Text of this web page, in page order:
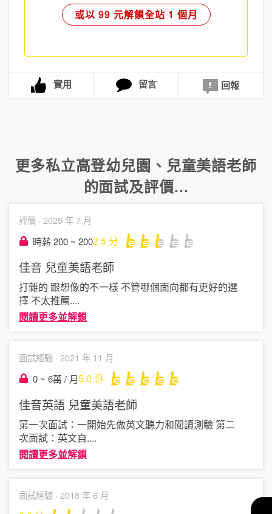
或以 99 元解鎖全站 1 個月
實用 留言 回報
更多私立高登幼兒園 、 兒童美語老師
的面試及評價...
評價 · 2025 年 7 月
時薪 200 ~ 2002.5分
佳音 兒童美語老師
打雜的 跟想像的不一樣 不管哪個面向都有更好的選
擇 不太推薦....
閱讀更多並解鎖
面試經驗 · 2021 年 11 月
0 ~ 6萬 / 月5.0 分
佳音英語 兒童美語老師
第一次面試：一開始先做英文聽力和閱讀測驗 第二
次面試：英文自....
閱讀更多並解鎖
面試經驗 · 2018 年 6 月